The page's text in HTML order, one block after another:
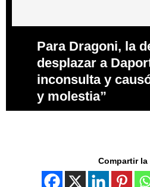
Para Dragoni, la
desplazar a
inconsulta y
y molestia”
Compartir la